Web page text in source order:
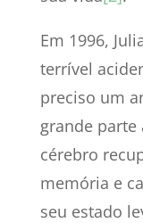
Em 1996,
terrível
preciso um
grande parte
cérebro
memória e
seu estado